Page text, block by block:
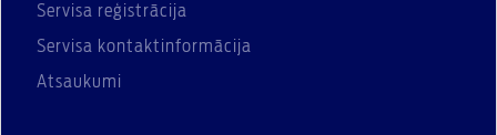
Servisa reģistrācija
Servisa kontaktinformācija
Atsaukumi